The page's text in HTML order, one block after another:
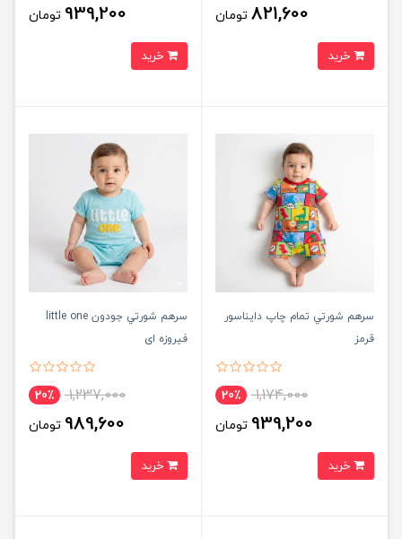
821,600 تومان 939,200 تومان
سرهم شورتي تمام چاپ دايناسور
قرمز
1,174,000 20٪
939,200 تومان
سرهم شورتي جودون little one
فیروزه ای
1,237,000 20٪
989,600 تومان